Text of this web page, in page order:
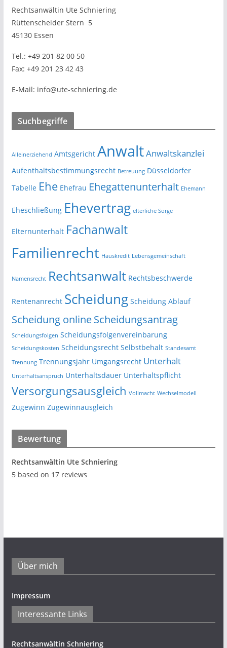
Rechtsanwältin Ute Schniering
Rüttenscheider Stern 5
45130 Essen
Tel.: +49 201 82 00 50
Fax: +49 201 23 42 43
E-Mail: info@ute-schniering.de
Suchbegriffe
Alleinerziehend Amtsgericht AnwaltAnwaltskanzlei
Aufenthaltsbestimmungsrecht Betreuung Düsseldorfer
Tabelle Ehe Ehefrau Ehegattenunterhalt Ehemann
Eheschließung Ehevertrag elterliche Sorge
Elternunterhalt Fachanwalt
Familienrecht Hauskredit Lebensgemeinschaft
Namensrecht Rechtsanwalt Rechtsbeschwerde
Rentenanrecht Scheidung Scheidung Ablauf
Scheidung onlineScheidungsantrag
Scheidungsfolgen Scheidungsfolgenvereinbarung
Scheidungskosten Scheidungsrecht Selbstbehalt Standesamt
Trennung Trennungsjahr Umgangsrecht Unterhalt
Unterhaltsanspruch Unterhaltsdauer Unterhaltspflicht
Versorgungsausgleich Vollmacht Wechselmodell
Zugewinn Zugewinnausgleich
Bewertung
Rechtsanwältin Ute Schniering
5based on 17reviews
Über mich
Impressum
Interessante Links
Rechtsanwältin Schniering